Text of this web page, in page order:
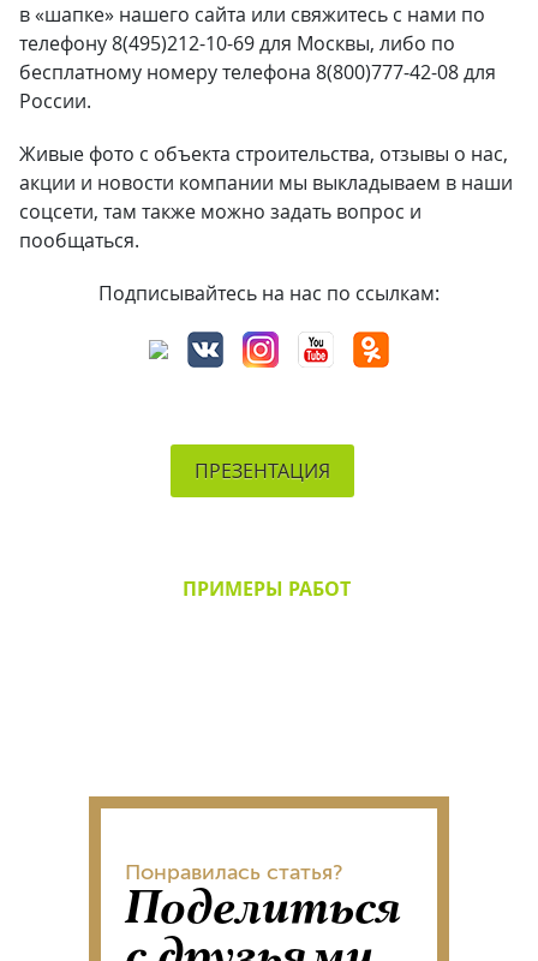
в «шапке» нашего сайта или свяжитесь с нами по
телефону 8(495)212-10-69 для Москвы, либо по
бесплатному номеру телефона 8(800)777-42-08 для
России.
Живые фото с объекта строительства, отзывы о нас,
акции и новости компании мы выкладываем в наши
соцсети, там также можно задать вопрос и
пообщаться.
Подписывайтесь на нас по ссылкам:
ПРЕЗЕНТАЦИЯ
ПРИМЕРЫ РАБОТ
Понравилась статья?
Поделиться